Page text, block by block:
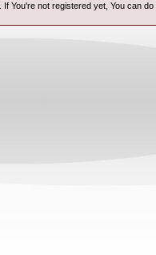
. If You're not registered yet, You can do